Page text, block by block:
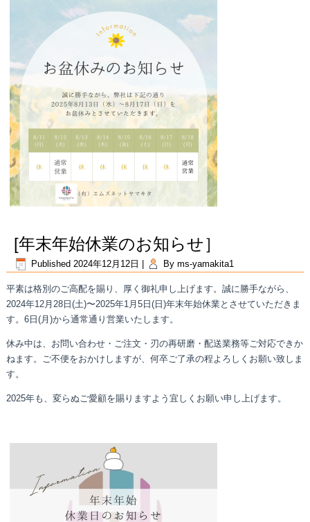
[年末年始休業のお知らせ］
Published 2024年12月12日 By ms-yamakita1
平素は格別のご高配を賜り、厚く御礼申し上げます。誠に勝手ながら、
2024年12月28日(土)〜2025年1月5日(日)年末年始休業とさせていただきま
す。6日(月)から通常通り営業いたします。
休み中は、お問い合わせ・ご注文・刃の再研磨・配送業務等ご対応できか
ねます。ご不便をおかけしますが、何卒ご了承の程よろしくお願い致しま
す。
2025年も、変らぬご愛顧を賜りますよう宜しくお願い申し上げます。